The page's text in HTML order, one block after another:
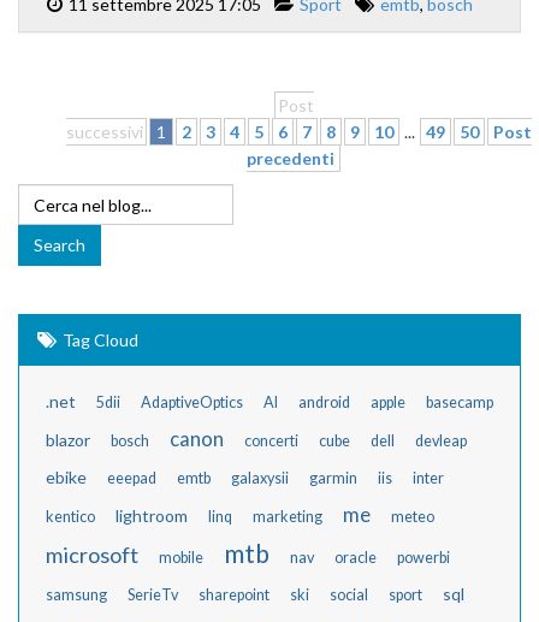
11 settembre 2025 17:05 Sport emtb, bosch
Post
successivi
1 2 3 4 5 6 7 8 9 10 ... 49 50
Post
precedenti
Tag Cloud
.net 5dii AdaptiveOptics AI android apple basecamp
blazor bosch canon concerti cube dell devleap
ebike eeepad emtb galaxysii garmin iis inter
kentico lightroom linq marketing me meteo
microsoft mobile mtb nav oracle powerbi
samsung SerieTv sharepoint ski social sport sql